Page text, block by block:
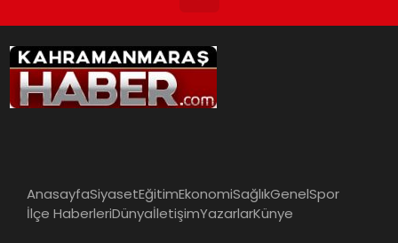
YAZARLAR
KÜNYE
AnasayfaSiyasetEğitimEkonomiSağlıkGenelSpor
İlçe HaberleriDünyaİletişimYazarlarKünye